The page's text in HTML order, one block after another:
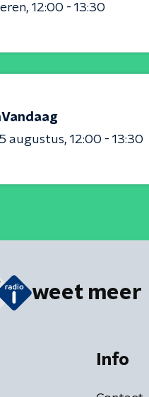
12:00 - 13:30
augustus 12:00 - 13:30
weet meer
Info